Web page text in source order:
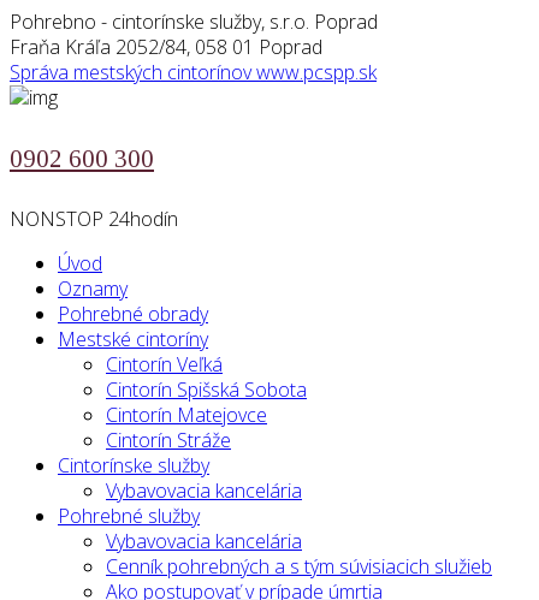
Pohrebno - cintorínske služby, s.r.o. Poprad
Fraňa Kráľa 2052/84, 058 01 Poprad
Správa mestských cintorínovwww.pcspp.sk
0902 600 300
NONSTOP 24hodín
Úvod
Oznamy
Pohrebné obrady
Mestské cintoríny
Cintorín Veľká
Cintorín Spišská Sobota
Cintorín Matejovce
Cintorín Stráže
Cintorínske služby
Vybavovacia kancelária
Pohrebné služby
Vybavovacia kancelária
Cenník pohrebných a s tým súvisiacich služieb
Ako postupovať v prípade úmrtia